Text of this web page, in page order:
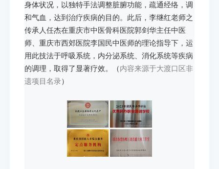
身体状况，以独特手法调整脏腑功能，疏通经络，调
和气血，达到治疗疾病的目的。此后，李继红老师之
传承人任杰在重庆市中医骨科医院郭剑华主任中医
师、重庆市西郊医院李国民中医师的理论指导下，运
用此技法于呼吸系统，内分泌系统、消化系统等疾病
的调理，取得了显著疗效。（内容来源于大渡口区非
遗项目名录）